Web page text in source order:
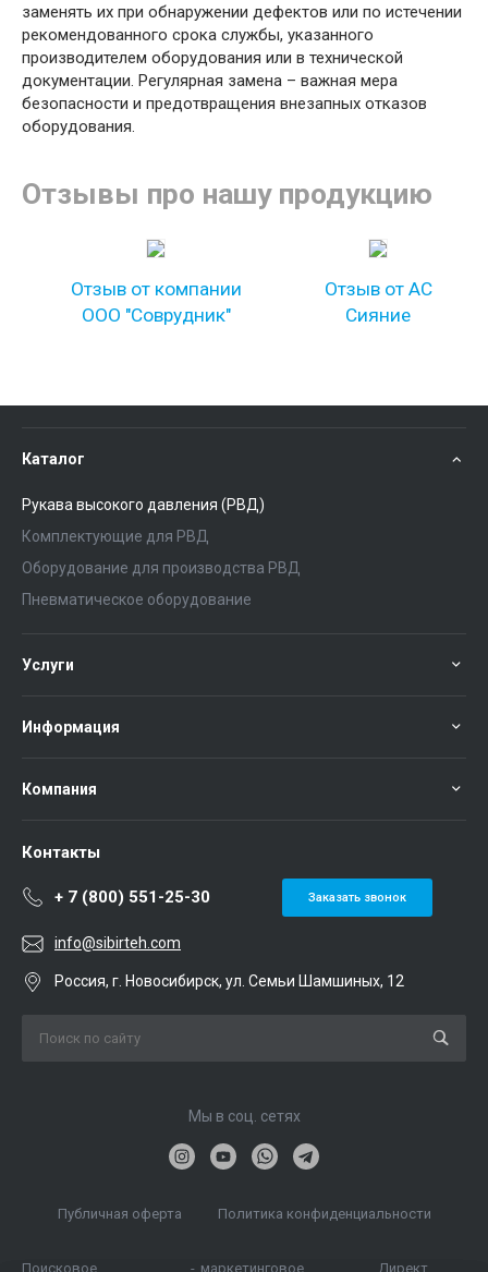
заменять их при обнаружении дефектов или по истечении
рекомендованного срока службы, указанного
производителем оборудования или в технической
документации. Регулярная замена – важная мера
безопасности и предотвращения внезапных отказов
оборудования.
Отзывы про нашу продукцию
Отзыв от компании
ООО "Соврудник"
Отзыв от АС
Сияние
Каталог
Рукава высокого давления (РВД)
Комплектующие для РВД
Оборудование для производства РВД
Пневматическое оборудование
Услуги
Информация
Компания
Контакты
+ 7 (800) 551-25-30 Заказать звонок
info@sibirteh.com
Россия, г. Новосибирск, ул. Семьи Шамшиных, 12
Мы в соц. сетях
Публичная оферта Политика конфиденциальности
Поисковое - маркетинговое Директ